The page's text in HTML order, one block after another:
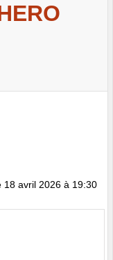
18 avril 2026 à 19:30